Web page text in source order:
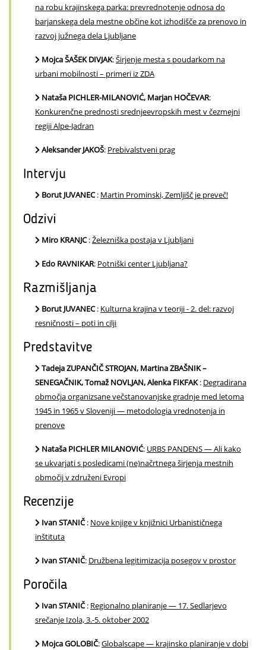
na robu krajinskega parka: prevrednotenje odnosa do
barjanskega dela mestne občine kot izhodišče za prenovo in
razvoj južnega dela Ljubljane
Mojca ŠAŠEK DIVJAK:Širjenje mesta s poudarkom na
urbani mobilnosti – primeri iz ZDA
Nataša PICHLER-MILANOVIĆ, Marjan HOČEVAR:
Konkurenčne prednosti srednjeevropskih mest v čezmejni
regiji Alpe-Jadran
Aleksander JAKOŠ: Prebivalstveni prag
Intervju
Borut JUVANEC: Martin Prominski, Zemljišč je preveč!
Odzivi
Miro KRANJC:Železniška postaja v Ljubljani
Edo RAVNIKAR: Potniški center Ljubljana?
Razmišljanja
Borut JUVANEC: Kulturna krajina v teoriji - 2. del: razvoj
resničnosti – poti in cilji
Predstavitve
Tadeja ZUPANČIČ STROJAN, Martina ZBAŠNIK –
SENEGAČNIK, Tomaž NOVLJAN, Alenka FIKFAK: Degradirana
območja organizsane večstanovanjske gradnje med letoma
1945 in 1965 v Sloveniji — metodologia vrednotenja in
prenove
Nataša PICHLER MILANOVIĆ: URBS PANDENS — Ali kako
se ukvarjati s posledicami (ne)načrtnega širjenja mestnih
območij v združeni Evropi
Recenzije
Ivan STANIČ: Nove knjige v knjižnici Urbanističnega
inštituta
Ivan STANIČ: Družbena legitimizacija posegov v prostor
Poročila
Ivan STANIČ: Regionalno planiranje — 17. Sedlarjevo
srečanje Izola, 3.-5. oktober 2002
Mojca GOLOBIČ:Globalscape — krajinsko planiranje v dobi